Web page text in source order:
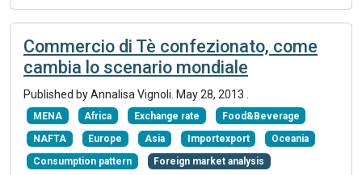
Commercio di Tè confezionato, come
cambia lo scenario mondiale
Published by Annalisa Vignoli. May 28, 2013 .
MENA Africa Exchange rate Food&Beverage
NAFTA Europe Asia Importexport Oceania
Consumption pattern Foreign market analysis